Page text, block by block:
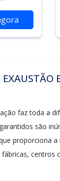
faz toda a
são
proporciona
centros